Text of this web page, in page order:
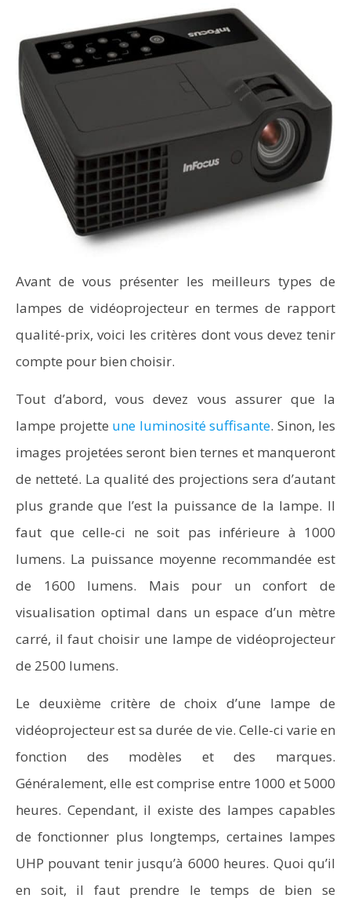
Avant de vous présenter les meilleurs types de
lampes de vidéoprojecteur en termes de rapport
qualité-prix, voici les critères dont vous devez tenir
compte pour bien choisir.
Tout d’abord, vous devez vous assurer que la
lampe projette une luminosité suffisante. Sinon, les
images projetées seront bien ternes et manqueront
de netteté. La qualité des projections sera d’autant
plus grande que l’est la puissance de la lampe. Il
faut que celle-ci ne soit pas inférieure à 1000
lumens. La puissance moyenne recommandée est
de 1600 lumens. Mais pour un confort de
visualisation optimal dans un espace d’un mètre
carré, il faut choisir une lampe de vidéoprojecteur
de 2500 lumens.
Le deuxième critère de choix d’une lampe de
vidéoprojecteur est sa durée de vie. Celle-ci varie en
fonction des modèles et des marques.
Généralement, elle est comprise entre 1000 et 5000
heures. Cependant, il existe des lampes capables
de fonctionner plus longtemps, certaines lampes
UHP pouvant tenir jusqu’à 6000 heures. Quoi qu’il
en soit, il faut prendre le temps de bien se